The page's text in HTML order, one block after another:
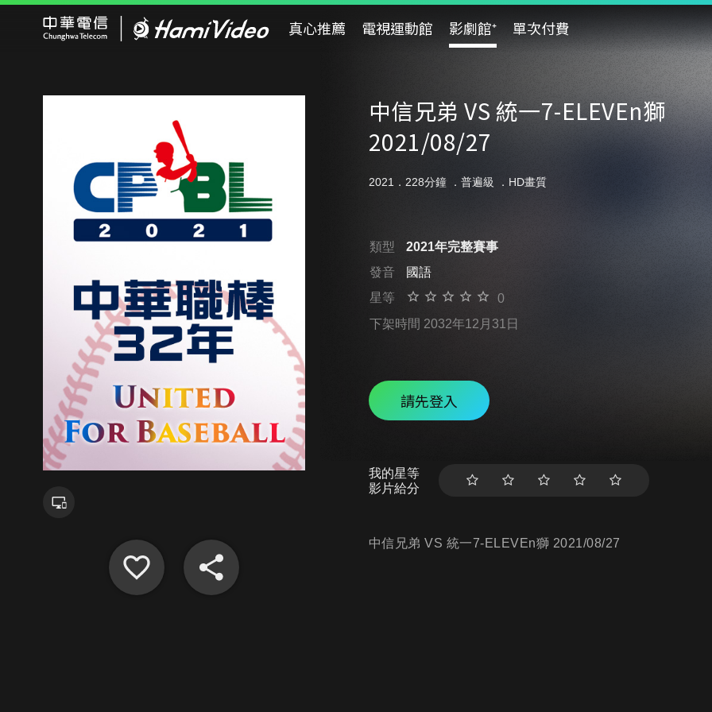
真心推薦 電視運動館 影劇館⁺ 單次付費
中信兄弟 VS 統一7-ELEVEn獅
2021/08/27
2021．228分鐘 ． 普遍級 ．HD畫質
類型
2021年完整賽事
發音
國語
星等
0
下架時間 2032年12月31日
請先登入
我的星等
影片給分
中信兄弟 VS 統一7-ELEVEn獅 2021/08/27